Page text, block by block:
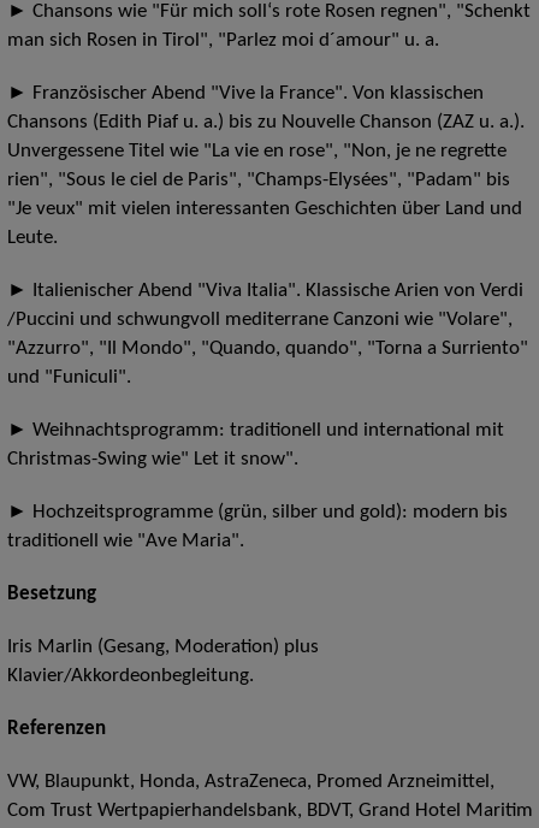
► Chansons wie "Für mich soll‘s rote Rosen regnen", "Schenkt
man sich Rosen in Tirol", "Parlez moi d´amour" u. a.
► Französischer Abend "Vive la France". Von klassischen
Chansons (Edith Piaf u. a.) bis zu Nouvelle Chanson (ZAZ u. a.).
Unvergessene Titel wie "La vie en rose", "Non, je ne regrette
rien", "Sous le ciel de Paris", "Champs-Elysées", "Padam" bis
"Je veux" mit vielen interessanten Geschichten über Land und
Leute.
► Italienischer Abend "Viva Italia". Klassische Arien von Verdi
/Puccini und schwungvoll mediterrane Canzoni wie "Volare",
"Azzurro", "Il Mondo", "Quando, quando", "Torna a Surriento"
und "Funiculi".
► Weihnachtsprogramm: traditionell und international mit
Christmas-Swing wie" Let it snow".
► Hochzeitsprogramme (grün, silber und gold): modern bis
traditionell wie "Ave Maria".
Besetzung
Iris Marlin (Gesang, Moderation) plus
Klavier/Akkordeonbegleitung.
Referenzen
VW, Blaupunkt, Honda, AstraZeneca, Promed Arzneimittel,
Com Trust Wertpapierhandelsbank, BDVT, Grand Hotel Maritim